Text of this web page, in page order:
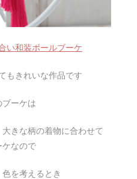
い和装ボールブーケ
もきれいな作品です
ーケは
きな柄の着物に合わせて
ケなので
を考えるとき